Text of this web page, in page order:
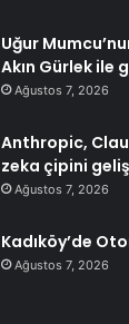
Uğur
Akın Gürlek ile
Ağustos 7, 2026
Anthropic,
zeka çipini
Ağustos 7, 2026
Kadıköy’de
Ağustos 7, 2026